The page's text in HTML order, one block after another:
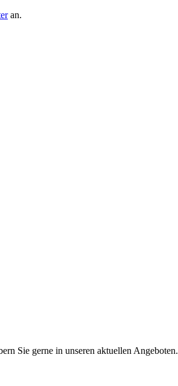
an.
Sie gerne in unseren aktuellen Angeboten.